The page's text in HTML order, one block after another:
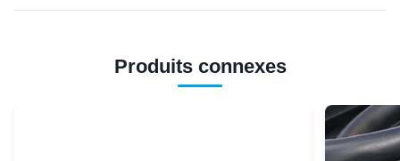
Produits connexes